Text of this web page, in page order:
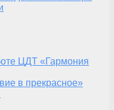
ЦДТ «Гармония
в прекрасное»